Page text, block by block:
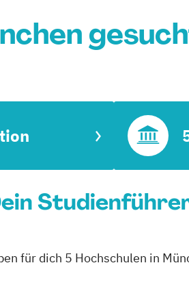
für dich 5 Hochschulen in